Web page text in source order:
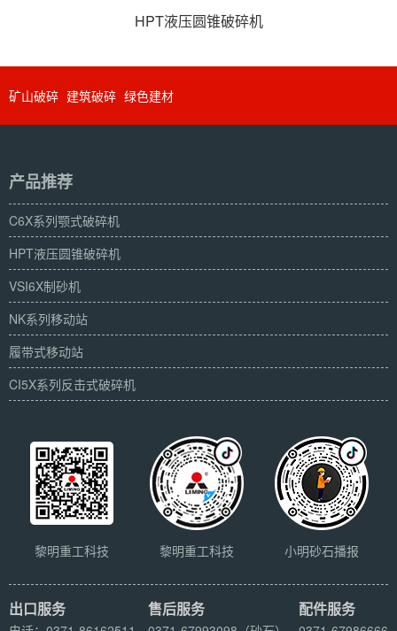
HPT液压圆锥破碎机
矿山破碎 建筑破碎 绿色建材
产品推荐
C6X系列颚式破碎机
HPT液压圆锥破碎机
VSI6X制砂机
NK系列移动站
履带式移动站
CI5X系列反击式破碎机
黎明重工科技 黎明重工科技 小明砂石播报
出口服务 售后服务 配件服务